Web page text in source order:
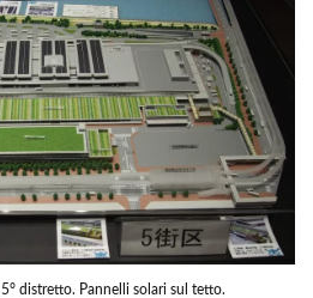
distretto. Pannelli solari sul tetto.